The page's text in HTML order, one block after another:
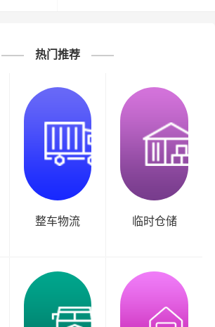
热门推荐
整车物流 临时仓储